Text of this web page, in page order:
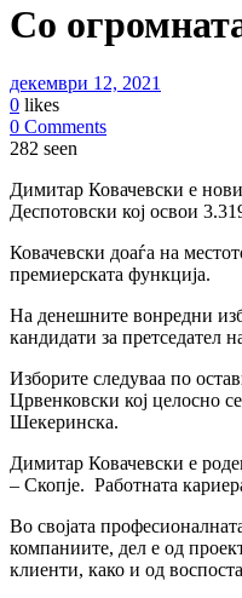
Со
декември 12, 2021
0 likes
0 Comments
282 seen
Димитар Ковачевски е
Деспотовски кој освои
Ковачевски доаѓа на
премиерската функција.
На денешните вонредни
кандидати за претседател
Изборите следуваа по
Црвенковски кој целосно
Шекеринска.
Димитар Ковачевски е
– Скопје. Работната
Во својата
компаниите, дел е од
клиенти, како и од